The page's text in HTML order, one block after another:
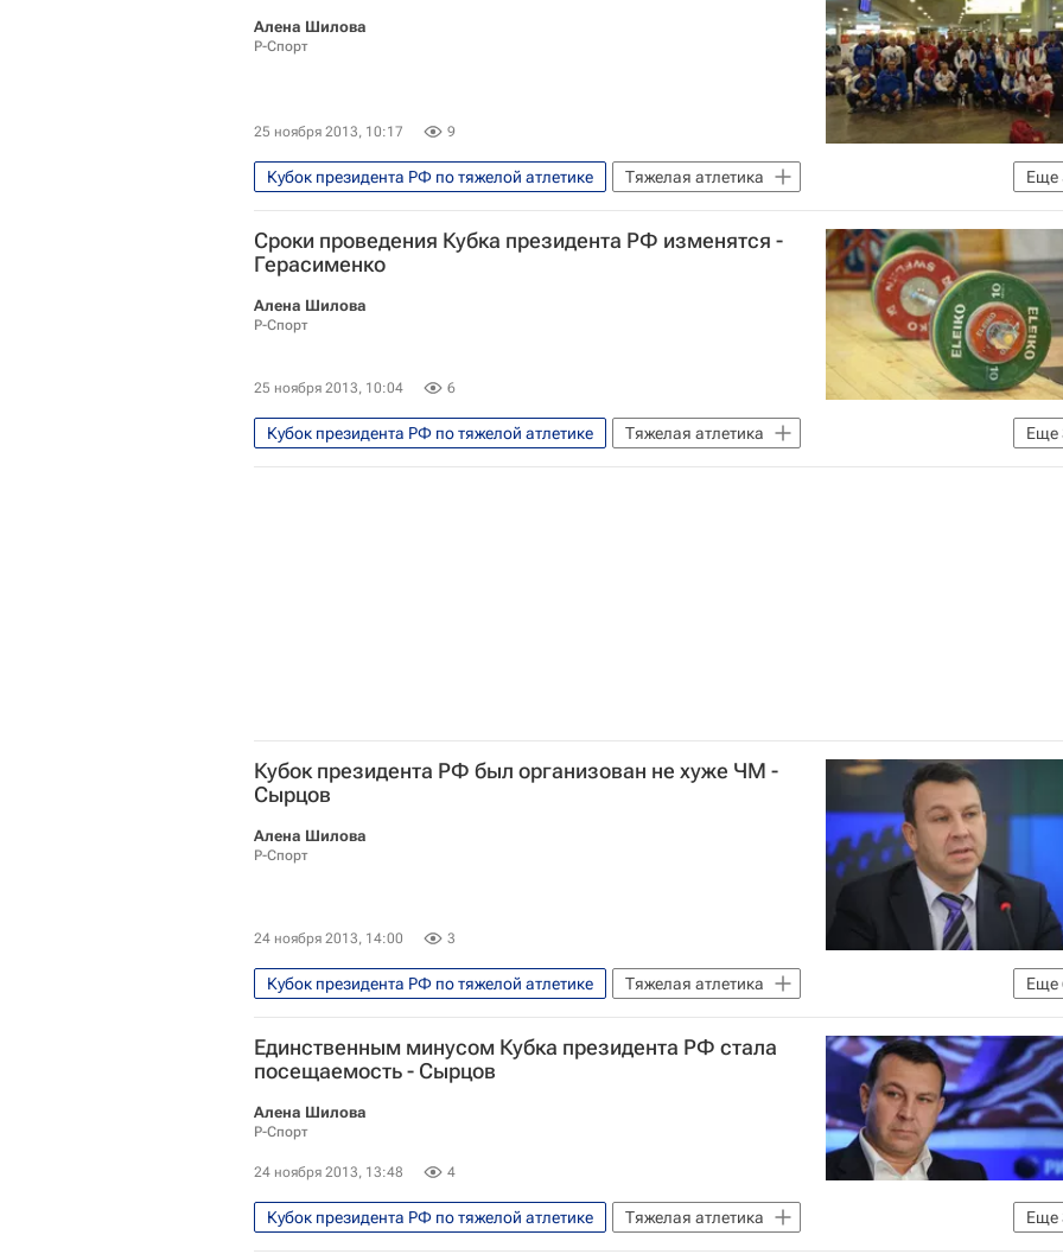
Алена Шилова
Р-Спорт
25 ноября 2013, 10:17 9
Еще
Кубок президента РФ по тяжелой атлетике
Тяжелая атлетика
Мультимедийный спортивный пакет
Федерация тяжелой атлетики России (ФТАР)
Александр Герасименко
Кубок президента России по тяжёлой атлетике
Сроки проведения Кубка президента РФ изменятся -
Герасименко
Алена Шилова
Р-Спорт
25 ноября 2013, 10:04 6
Еще
Кубок президента РФ по тяжелой атлетике
Тяжелая атлетика
Александр Герасименко
Кубок президента по тяжёлой атлетике
Кубок президента РФ был организован не хуже ЧМ -
Сырцов
Алена Шилова
Р-Спорт
24 ноября 2013, 14:00 3
Еще
Кубок президента РФ по тяжелой атлетике
Тяжелая атлетика
Мультимедийный спортивный пакет
Сергей Сырцов
Федерация тяжелой атлетики России (ФТАР)
Чемпионат мира по тяжёлой атлетике
Сборная России по тяжёлой атлетике
Единственным минусом Кубка президента РФ стала
посещаемость - Сырцов
Алена Шилова
Р-Спорт
24 ноября 2013, 13:48 4
Еще
Кубок президента РФ по тяжелой атлетике
Тяжелая атлетика